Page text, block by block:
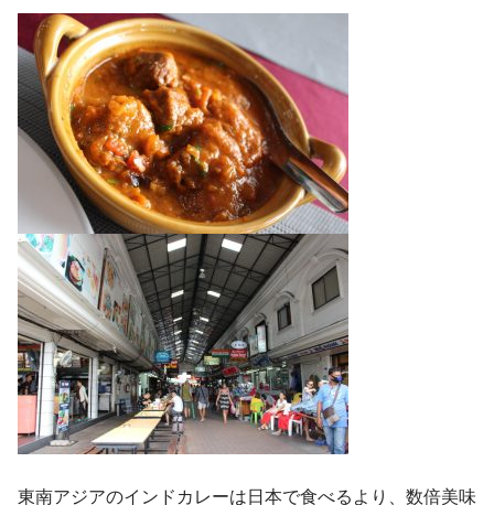
東南アジアのインドカレーは日本で食べるより、数倍美味